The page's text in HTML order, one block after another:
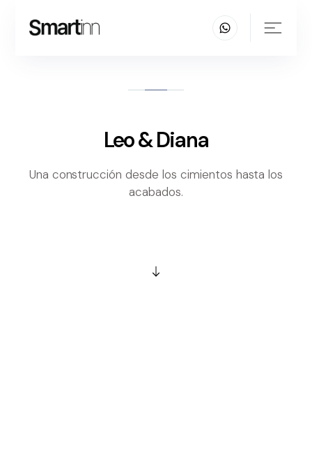
Leo & Diana
Una construcción desde los cimientos hasta los
acabados.